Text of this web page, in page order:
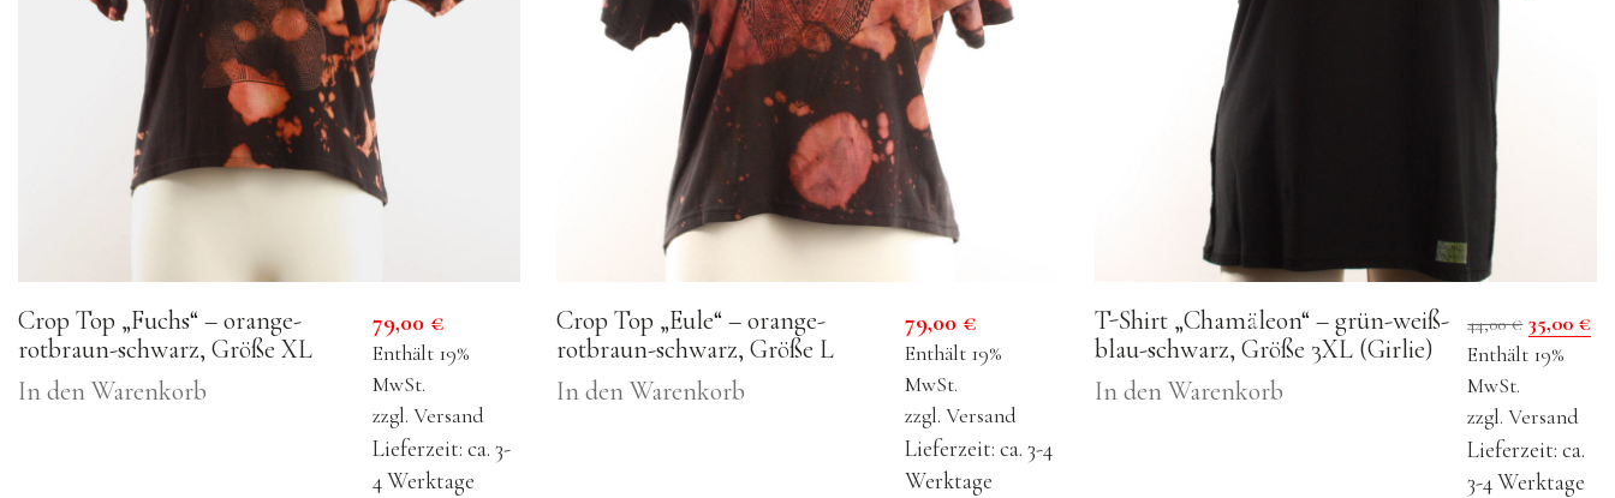
Crop Top „Fuchs“ – orange-
rotbraun-schwarz, Größe XL
In den Warenkorb
79,00€
Enthält 19%
MwSt.
zzgl.Versand
Lieferzeit: ca. 3-
4 Werktage
Crop Top „Eule“ – orange-
rotbraun-schwarz, Größe L
In den Warenkorb
79,00€
Enthält 19%
MwSt.
zzgl.Versand
Lieferzeit: ca. 3-4
Werktage
T-Shirt „Chamäleon“ – grün-weiß-
blau-schwarz, Größe 3XL (Girlie)
In den Warenkorb
44,00€
Preis
44,00 €
35,00 €
Enthält 19%
MwSt.
zzgl.Versand
Lieferzeit: ca.
3-4 Werktage